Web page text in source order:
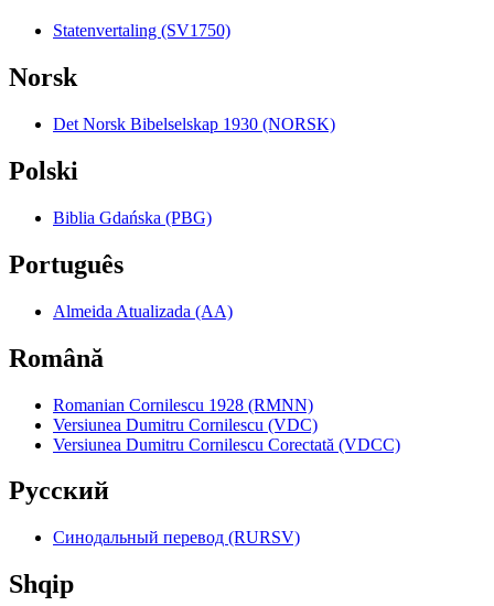
Statenvertaling (SV1750)
Norsk
Det Norsk Bibelselskap 1930 (NORSK)
Polski
Biblia Gdańska (PBG)
Português
Almeida Atualizada (AA)
Română
Romanian Cornilescu 1928 (RMNN)
Versiunea Dumitru Cornilescu (VDC)
Versiunea Dumitru Cornilescu Corectată (VDCC)
Pyccкий
Синодальный перевод (RURSV)
Shqip